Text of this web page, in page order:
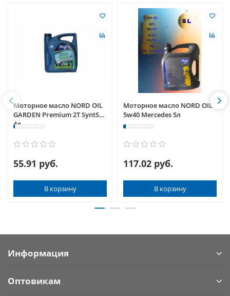
Моторное масло NORD OIL
GARDEN Premium 2Т SyntS
4л
55.91 руб.
В корзину
Моторное масло NORD OIL
5w40 Mercedes 5л
117.02 руб.
В корзину
Информация
Оптовикам